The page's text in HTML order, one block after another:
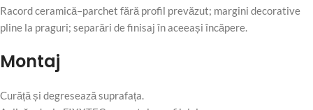
Racord ceramică–parchet fără profil prevăzut; margini decorative
pline la praguri; separări de finisaj în aceeași încăpere.
Montaj
Curăță și degresează suprafața.